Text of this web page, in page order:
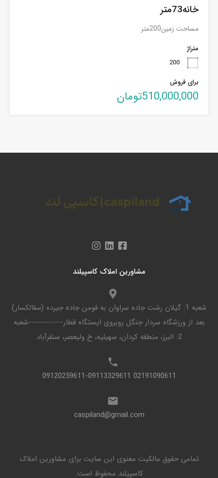
خانه73متر
مساحت زمین200متر
متراژ
200
برای فروش
510,000,000تومان
مشاورین املاک کاسپیلند
شعبه 1: گیلان رشت جاده سراوان به فومن جاده جیرده (سقالکسار)
بعد از ورزشگاه سردار جنگل روبروی ایستگاه قطار------------شعبه
2: البرز، منطقه کردان، سهیلیه، خ ولیعصر، سنقرآباد
02191090611 09120259611-09113329611
caspiland@gmail.com
تمامی حقوق مالکیت معنوی این ‌سایت برای مشاورین املاک
کاسپیلند محفوظ است.